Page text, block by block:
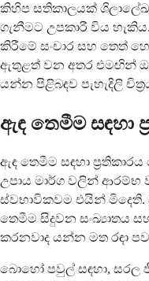
කිහිප සතිකාලයක්
ගැනීමට උපකාරී විය
කිරීමේ සංචාර සහ තෙත්
ඇතුළත් වන අතර එමඟින්
යන්න පිළිබඳව පැහැදිලි
ඇඳ තෙමීම සඳහා
ඇඳ තෙමීම සඳහා
උපාය මාර්ග වලින්
ස්වභාවිකවම එයින් මිදෙති.
තෙමීම සිදුවන සංඛ්‍යාතය
කරනවාද යන්න මත රඳා
බොහෝ පවුල් සඳහා, සරල